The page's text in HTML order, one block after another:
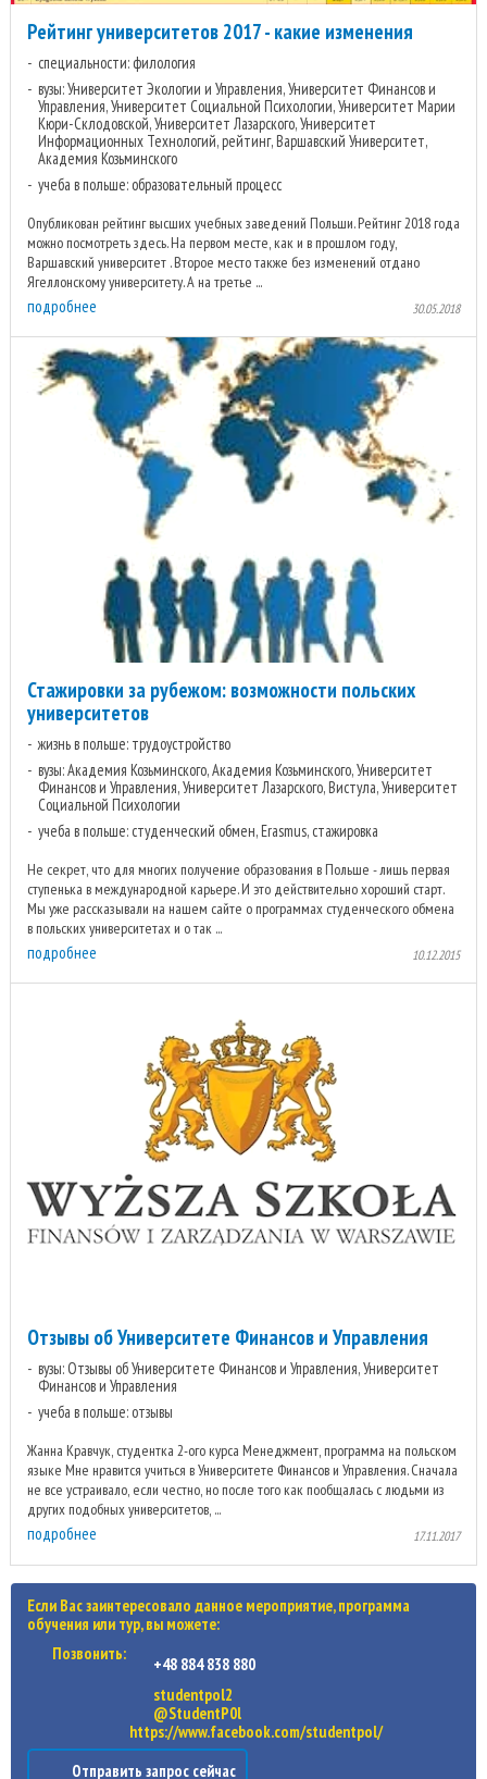
Рейтинг университетов 2017 - какие изменения
специальности: филология
вузы: Университет Экологии и Управления, Университет Финансов и
Управления, Университет Социальной Психологии, Университет Марии
Кюри-Склодовской, Университет Лазарского, Университет
Информационных Технологий, рейтинг, Варшавский Университет,
Академия Козьминского
учеба в польше: образовательный процесс
Опубликован рейтинг высших учебных заведений Польши. Рейтинг 2018 года
можно посмотреть здесь. На первом месте, как и в прошлом году,
Варшавский университет . Второе место также без изменений отдано
Ягеллонскому университету. А на третье ...
подробнее 30.05.2018
Стажировки за рубежом: возможности польских
университетов
жизнь в польше: трудоустройство
вузы: Академия Козьминского, Академия Козьминского, Университет
Финансов и Управления, Университет Лазарского, Вистула, Университет
Социальной Психологии
учеба в польше: студенческий обмен, Erasmus, стажировка
Не секрет, что для многих получение образования в Польше - лишь первая
ступенька в международной карьере. И это действительно хороший старт.
Мы уже рассказывали на нашем сайте о программах студенческого обмена
в польских университетах и о так ...
подробнее 10.12.2015
Отзывы об Университете Финансов и Управления
вузы: Отзывы об Университете Финансов и Управления, Университет
Финансов и Управления
учеба в польше: отзывы
Жанна Кравчук, студентка 2-ого курса Менеджмент, программа на польском
языке Мне нравится учиться в Университете Финансов и Управления. Сначала
не все устраивало, если честно, но после того как пообщалась с людьми из
других подобных университетов, ...
подробнее 17.11.2017
Если Вас заинтересовало данное мероприятие, программа
обучения или тур, вы можете:
Позвонить:
+48 884 838 880
studentpol2
@StudentP0l
https://www.facebook.com/studentpol/
Отправить запрос сейчас